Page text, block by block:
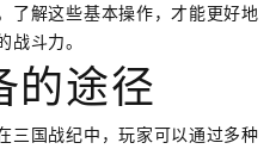
了解这些基本操作，才能更好地
斗力。
的途径
三国战纪中，玩家可以通过多种